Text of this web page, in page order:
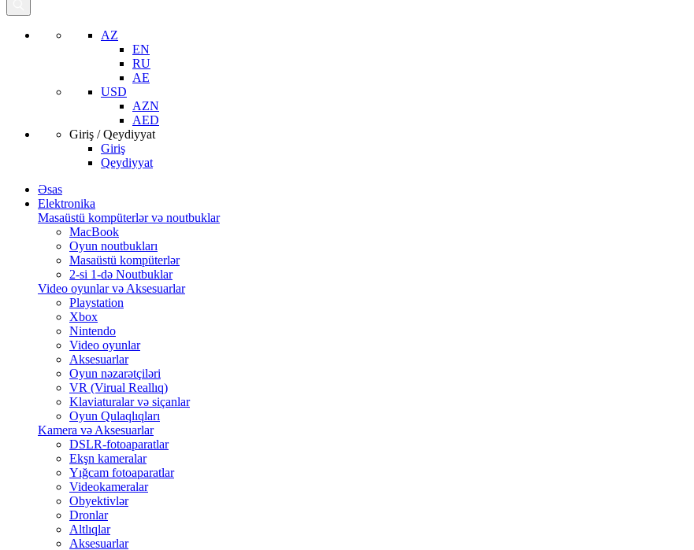
AZ
EN
RU
AE
USD
AZN
AED
Giriş / Qeydiyyat
Giriş
Qeydiyyat
Əsas
Elektronika
Masaüstü kompüterlər və noutbuklar
MacBook
Oyun noutbukları
Masaüstü kompüterlər
2-si 1-də Noutbuklar
Video oyunlar və Aksesuarlar
Playstation
Xbox
Nintendo
Video oyunlar
Aksesuarlar
Oyun nəzarətçiləri
VR (Virual Reallıq)
Klaviaturalar və siçanlar
Oyun Qulaqlıqları
Kamera və Aksesuarlar
DSLR-fotoaparatlar
Ekşn kameralar
Yığcam fotoaparatlar
Videokameralar
Obyektivlər
Dronlar
Altlıqlar
Aksesuarlar